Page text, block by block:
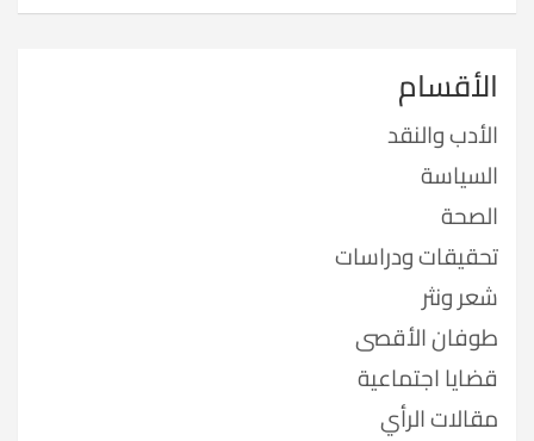
الأقسام
الأدب والنقد
السياسة
الصحة
تحقيقات ودراسات
شعر ونثر
طوفان الأقصى
قضايا اجتماعية
مقالات الرأي